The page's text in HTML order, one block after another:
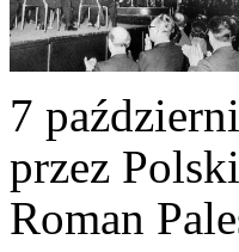
7
przez
Roman